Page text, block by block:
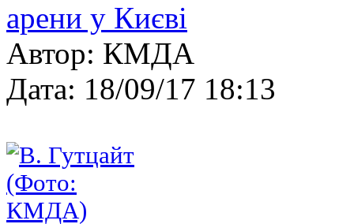
арени у Києві
Автор: КМДА
Дата: 18/09/17 18:13